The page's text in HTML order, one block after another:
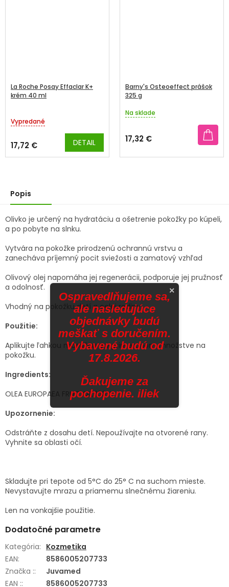
La Roche Posay Effaclar K+
krém 40 ml
Vypredané
17,72 € DETAIL
Barny's Osteoeffect prášok
325 g
Priemerné
produktu
je
Na sklade
17,32 €
Popis
Olivko je určený na hydratáciu a ošetrenie pokožky po kúpeli,
a po pobyte na slnku.
Vytvára na pokožke prirodzenú ochrannú vrstvu a
zanecháva príjemný pocit sviežosti a zamatový vzhľad
Olivový olej napomáha jej regenerácii, podporuje jej pružnosť
a odolnosť.
Vhodný na pokožku detí a celej rodiny.
Použitie:
Aplikujte ľahkou masážou a v primeranom množstve na
pokožku.
Ingredients:
OLEA EUROPAEA FRUIT OIL 100%
Upozornenie:
Odstráňte z dosahu detí. Nepoužívajte na otvorené rany.
Vyhnite sa oblasti očí.
Skladujte pri tepote od 5°C do 25° C na suchom mieste.
Nevystavujte mrazu a priamemu slnečnému žiareniu.
Len na vonkajšie použitie.
Dodatočné parametre
Kategória: Kozmetika
EAN:
8586005207733
Značka ::
Juvamed
EAN :: 8586005207733
×
Ospravedlňujeme sa,
ale nasledujúce
objednávky budú
meškať s doručením.
Vybavené budú od
17.8.2026.
Ďakujeme za
pochopenie. iliek